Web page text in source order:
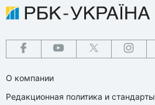
О компании
Редакционная политика и стандарты